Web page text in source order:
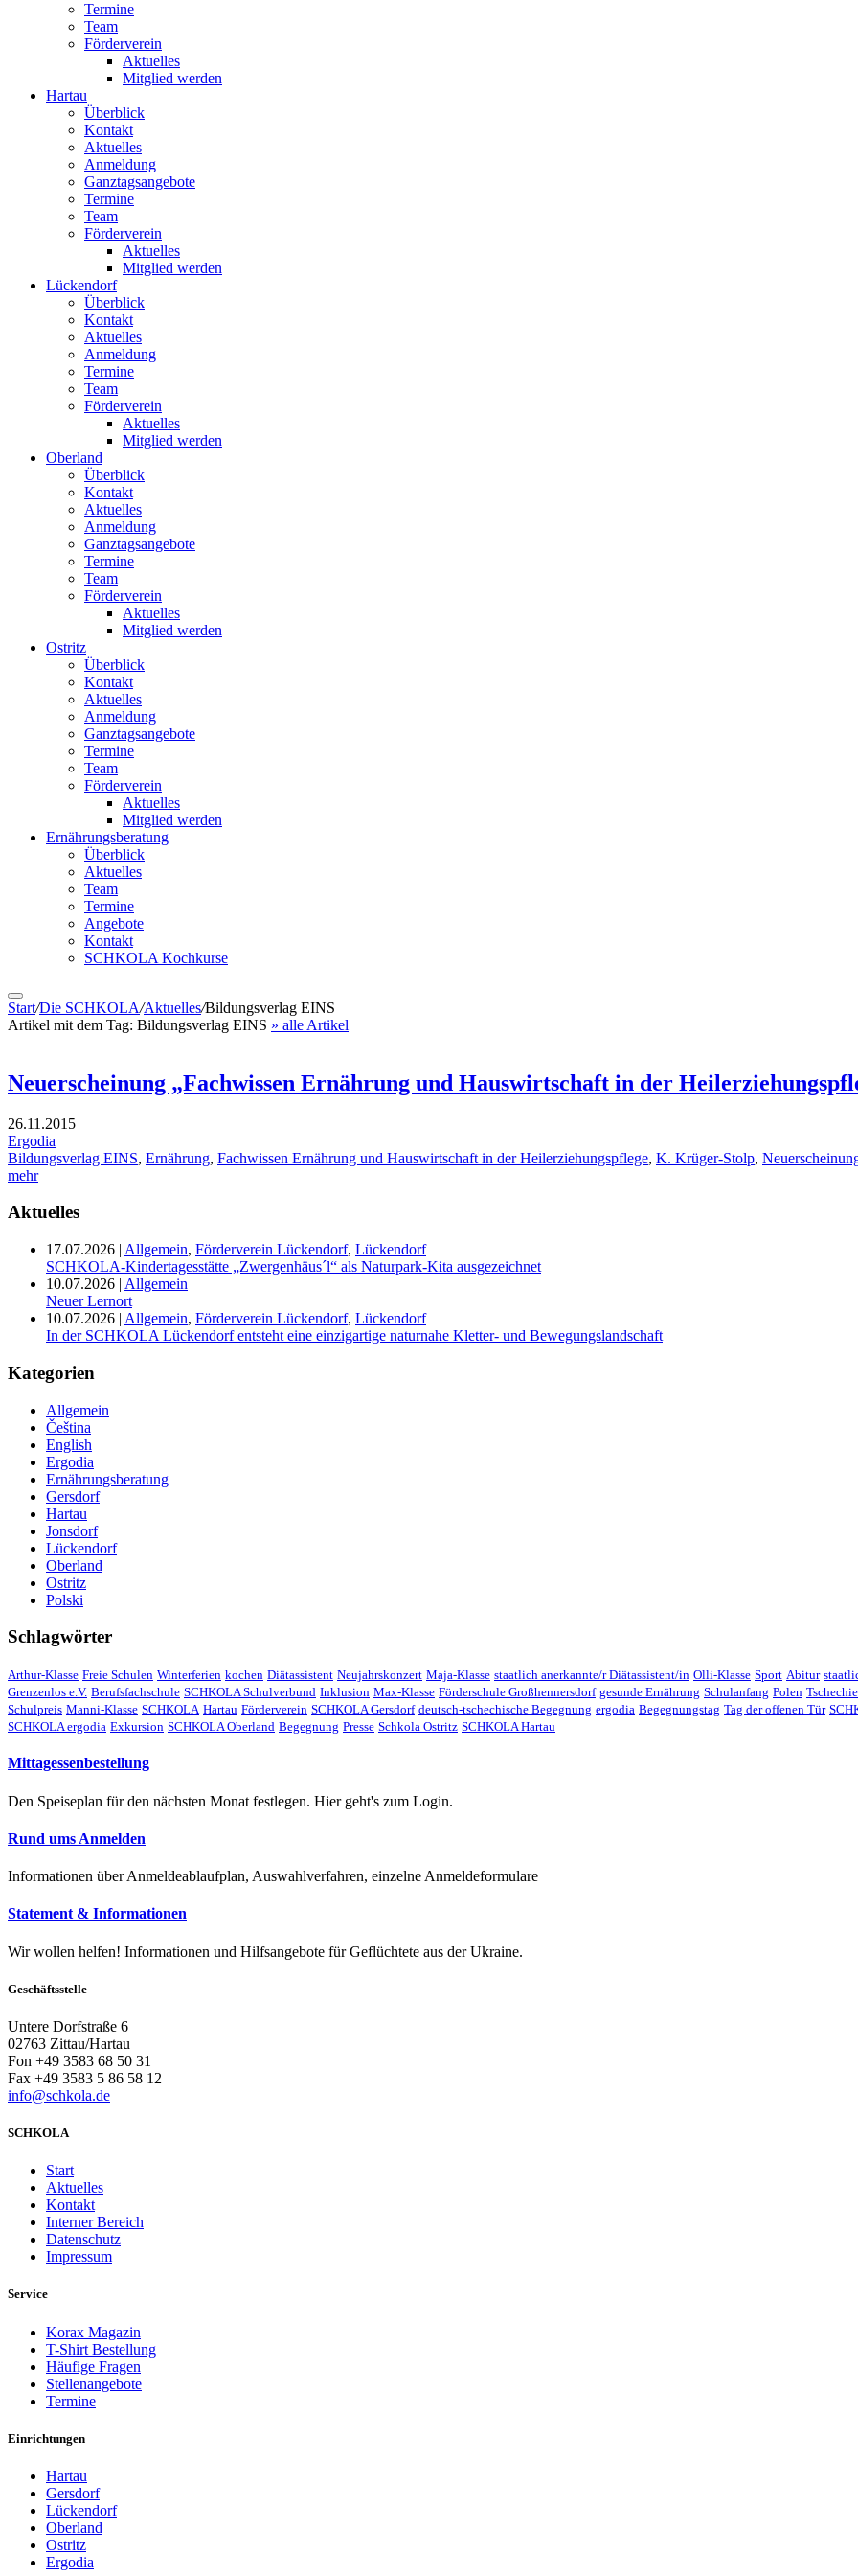
Termine
Team
Förderverein
Aktuelles
Mitglied werden
Hartau
Überblick
Kontakt
Aktuelles
Anmeldung
Ganztagsangebote
Termine
Team
Förderverein
Aktuelles
Mitglied werden
Lückendorf
Überblick
Kontakt
Aktuelles
Anmeldung
Termine
Team
Förderverein
Aktuelles
Mitglied werden
Oberland
Überblick
Kontakt
Aktuelles
Anmeldung
Ganztagsangebote
Termine
Team
Förderverein
Aktuelles
Mitglied werden
Ostritz
Überblick
Kontakt
Aktuelles
Anmeldung
Ganztagsangebote
Termine
Team
Förderverein
Aktuelles
Mitglied werden
Ernährungsberatung
Überblick
Aktuelles
Team
Termine
Angebote
Kontakt
SCHKOLA Kochkurse
Start/Die SCHKOLA/Aktuelles/Bildungsverlag EINS
Artikel mit dem Tag: Bildungsverlag EINS » alle Artikel
Neuerscheinung „Fachwissen Ernährung und Hauswirtschaft in der
26.11.2015
Ergodia
Bildungsverlag EINS, Ernährung, Fachwissen Ernährung und Hauswirtschaft in der Heilerziehungspflege, K. Krüger-Stolp,
mehr
Aktuelles
17.07.2026 | Allgemein, Förderverein Lückendorf, Lückendorf
SCHKOLA-Kindertagesstätte „Zwergenhäus´l“ als Naturpark-Kita ausgezeichnet
10.07.2026 | Allgemein
Neuer Lernort
10.07.2026 | Allgemein, Förderverein Lückendorf, Lückendorf
In der SCHKOLA Lückendorf entsteht eine einzigartige naturnahe Kletter- und Bewegungslandschaft
Kategorien
Allgemein
Čeština
English
Ergodia
Ernährungsberatung
Gersdorf
Hartau
Jonsdorf
Lückendorf
Oberland
Ostritz
Polski
Schlagwörter
Arthur-Klasse Freie Schulen Winterferien kochen Diätassistent Neujahrskonzert Maja-Klasse staatlich anerkannte/r Diätassistent/in Olli-Klasse Sport Abitur
Grenzenlos e.V. Berufsfachschule SCHKOLA Schulverbund Inklusion Max-Klasse Förderschule Großhennersdorf gesunde Ernährung Schulanfang Polen
Schulpreis Manni-Klasse SCHKOLA Hartau Förderverein SCHKOLA Gersdorf deutsch-tschechische Begegnung ergodia Begegnungstag Tag der offenen Tür
SCHKOLA ergodia Exkursion SCHKOLA Oberland Begegnung Presse Schkola Ostritz SCHKOLA Hartau
Mittagessenbestellung
Den Speiseplan für den nächsten Monat festlegen. Hier geht's zum Login.
Rund ums Anmelden
Informationen über Anmeldeablaufplan, Auswahlverfahren, einzelne Anmeldeformulare
Statement & Informationen
Wir wollen helfen! Informationen und Hilfsangebote für Geflüchtete aus der Ukraine.
Geschäftsstelle
Untere Dorfstraße 6
02763 Zittau/Hartau
Fon +49 3583 68 50 31
Fax +49 3583 5 86 58 12
info@schkola.de
SCHKOLA
Start
Aktuelles
Kontakt
Interner Bereich
Datenschutz
Impressum
Service
Korax Magazin
T-Shirt Bestellung
Häufige Fragen
Stellenangebote
Termine
Einrichtungen
Hartau
Gersdorf
Lückendorf
Oberland
Ostritz
Ergodia